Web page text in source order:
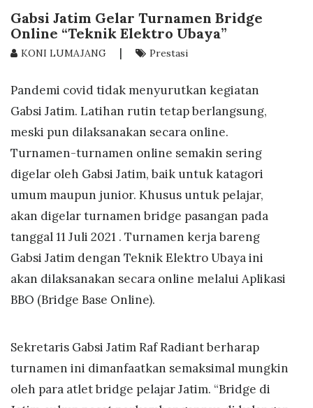
Gabsi Jatim Gelar Turnamen Bridge
Online “Teknik Elektro Ubaya”
KONI LUMAJANG | Prestasi
Pandemi covid tidak menyurutkan kegiatan
Gabsi Jatim. Latihan rutin tetap berlangsung,
meski pun dilaksanakan secara online.
Turnamen-turnamen online semakin sering
digelar oleh Gabsi Jatim, baik untuk katagori
umum maupun junior. Khusus untuk pelajar,
akan digelar turnamen bridge pasangan pada
tanggal 11 Juli 2021 . Turnamen kerja bareng
Gabsi Jatim dengan Teknik Elektro Ubaya ini
akan dilaksanakan secara online melalui Aplikasi
BBO (Bridge Base Online).
Sekretaris Gabsi Jatim Raf Radiant berharap
turnamen ini dimanfaatkan semaksimal mungkin
oleh para atlet bridge pelajar Jatim. “Bridge di